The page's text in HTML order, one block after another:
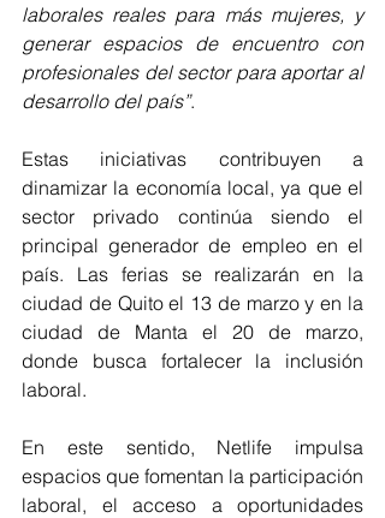
laborales reales para más mujeres, y
generar espacios de encuentro con
profesionales del sector para aportar al
desarrollo del país”.
Estas iniciativas contribuyen a
dinamizar la economía local, ya que el
sector privado continúa siendo el
principal generador de empleo en el
país. Las ferias se realizarán en la
ciudad de Quito el 13 de marzo y en la
ciudad de Manta el 20 de marzo,
donde busca fortalecer la inclusión
laboral.
En este sentido, Netlife impulsa
espacios que fomentan la participación
laboral, el acceso a oportunidades